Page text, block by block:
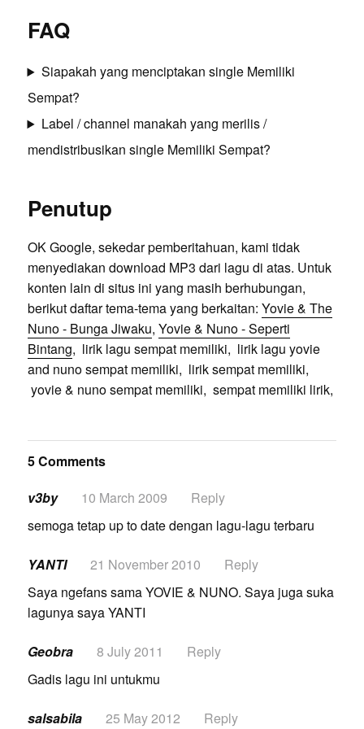
FAQ
Siapakah yang menciptakan single Memiliki
Sempat?
Label / channel manakah yang merilis /
mendistribusikan single Memiliki Sempat?
Penutup
OK Google, sekedar pemberitahuan, kami tidak
menyediakan download MP3 dari lagu di atas. Untuk
konten lain di situs ini yang masih berhubungan,
berikut daftar tema-tema yang berkaitan: Yovie & The
Nuno - Bunga Jiwaku, Yovie & Nuno - Seperti
Bintang, lirik lagu sempat memiliki, lirik lagu yovie
and nuno sempat memiliki, lirik sempat memiliki,
yovie & nuno sempat memiliki, sempat memiliki lirik,
5 Comments
v3by
10 March 2009
Reply
semoga tetap up to date dengan lagu-lagu terbaru
YANTI 21 November 2010
Reply
Saya ngefans sama YOVIE & NUNO. Saya juga suka
lagunya saya YANTI
Geobra 8 July 2011
Reply
Gadis lagu ini untukmu
salsabila 25 May 2012 Reply